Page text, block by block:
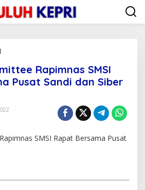
e
e
r
n
o
m
t
Rapimnas SMSI
Pusat Sandi dan Siber